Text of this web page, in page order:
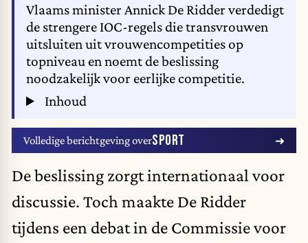
Vlaams minister Annick De Ridder verdedigt
de strengere IOC-regels die transvrouwen
uitsluiten uit vrouwencompetities op
topniveau en noemt de beslissing
noodzakelijk voor eerlijke competitie.
Inhoud
Volledige berichtgeving overSPORT
De beslissing zorgt internationaal voor
discussie. Toch maakte De Ridder
tijdens een debat in de Commissie voor